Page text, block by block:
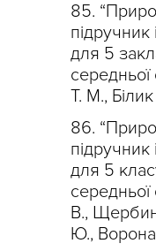
підручник
для 5
середньої
Т. М.,
підручник
для 5
середньої
В.,
Ю.,